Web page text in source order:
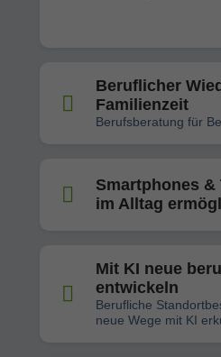
Beruflicher
Familienzeit
Berufsberatung für
Smartphones &
im Alltag
Mit KI neue
entwickeln
Berufliche
neue Wege mit KI